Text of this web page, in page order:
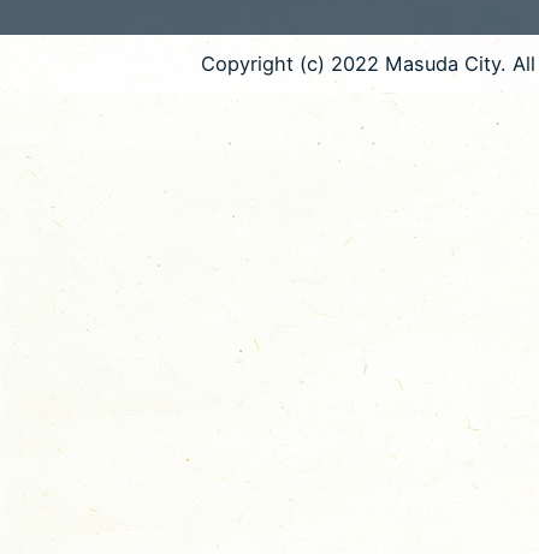
Copyright (c) 2022 Masuda City.